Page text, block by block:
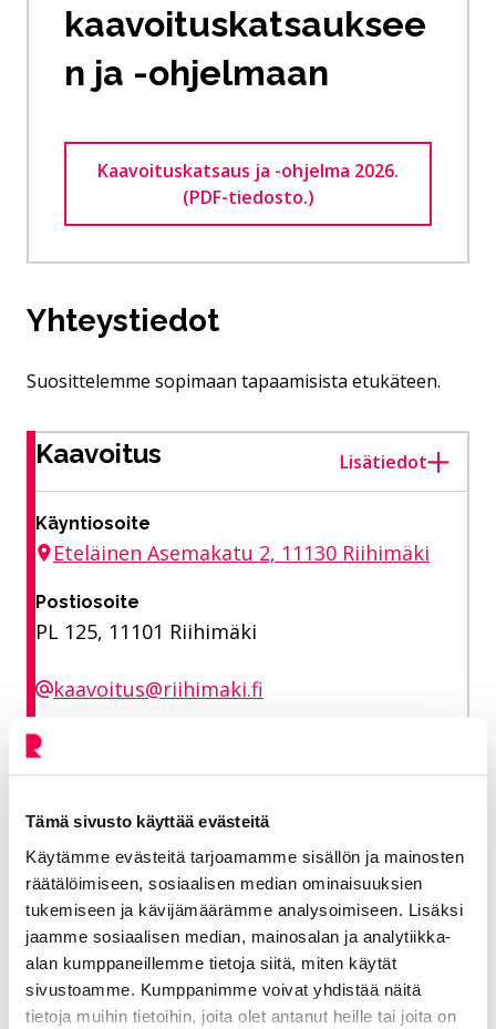
Tämä sivusto käyttää evästeitä
Käytämme evästeitä tarjoamamme sisällön ja mainosten
räätälöimiseen, sosiaalisen median ominaisuuksien
tukemiseen ja kävijämäärämme analysoimiseen. Lisäksi
jaamme sosiaalisen median, mainosalan ja analytiikka-
alan kumppaneillemme tietoja siitä, miten käytät
sivustoamme. Kumppanimme voivat yhdistää näitä
tietoja muihin tietoihin, joita olet antanut heille tai joita on
kaavoituskatsauksee
n ja -ohjelmaan
Kaavoituskatsaus ja -ohjelma 2026.
(PDF-tiedosto.)
Yhteystiedot
Suosittelemme sopimaan tapaamisista etukäteen.
Kaavoitus Lisätiedot
Käyntiosoite
Eteläinen Asemakatu 2, 11130 Riihimäki
Postiosoite
PL 125, 11101 Riihimäki
kaavoitus@riihimaki.fi
Kaavoituksen asiakaspalvelu palvelee
pääsääntöisesti etänä. Sovithan
tapaamisesta tarvittaessa erikseen
kaavoituksen henkilöstön kanssa.